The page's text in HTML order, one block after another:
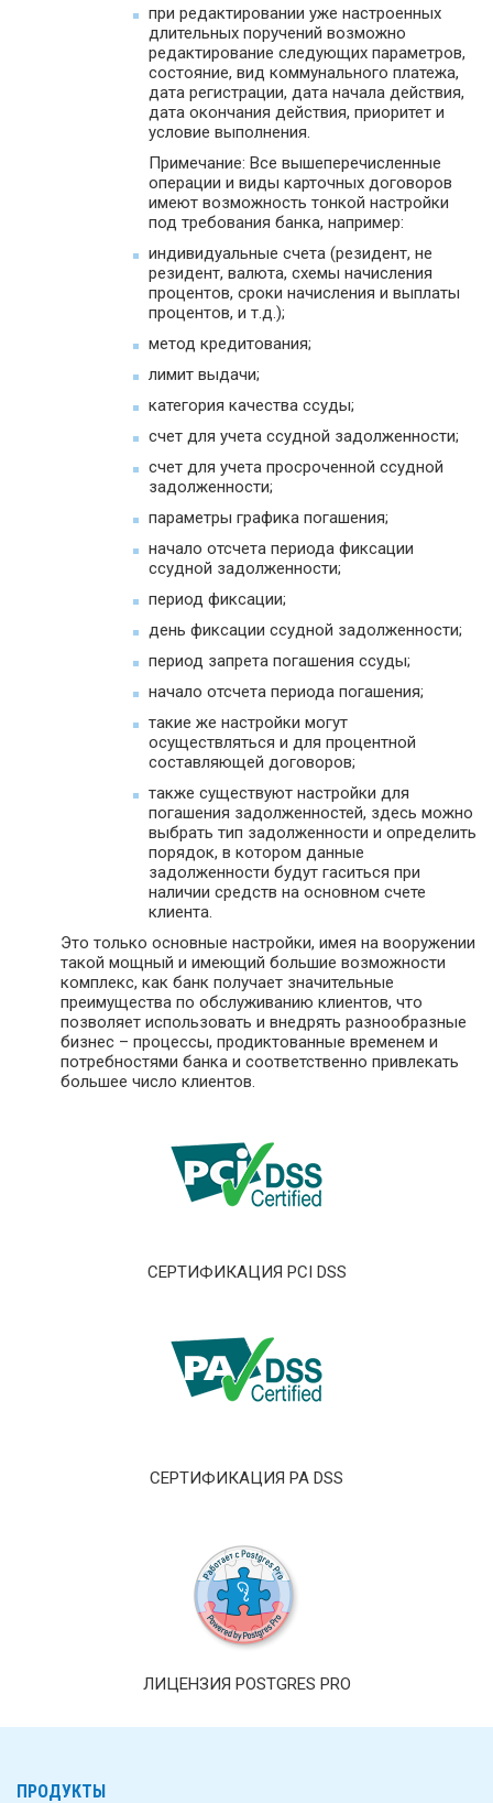
при редактировании уже настроенных
длительных поручений возможно
редактирование следующих параметров,
состояние, вид коммунального платежа,
дата регистрации, дата начала действия,
дата окончания действия, приоритет и
условие выполнения.
Примечание: Все вышеперечисленные
операции и виды карточных договоров
имеют возможность тонкой настройки
под требования банка, например:
индивидуальные счета (резидент, не
резидент, валюта, схемы начисления
процентов, сроки начисления и выплаты
процентов, и т.д.);
метод кредитования;
лимит выдачи;
категория качества ссуды;
счет для учета ссудной задолженности;
счет для учета просроченной ссудной
задолженности;
параметры графика погашения;
начало отсчета периода фиксации
ссудной задолженности;
период фиксации;
день фиксации ссудной задолженности;
период запрета погашения ссуды;
начало отсчета периода погашения;
такие же настройки могут
осуществляться и для процентной
составляющей договоров;
также существуют настройки для
погашения задолженностей, здесь можно
выбрать тип задолженности и определить
порядок, в котором данные
задолженности будут гаситься при
наличии средств на основном счете
клиента.
Это только основные настройки, имея на вооружении
такой мощный и имеющий большие возможности
комплекс, как банк получает значительные
преимущества по обслуживанию клиентов, что
позволяет использовать и внедрять разнообразные
бизнес – процессы, продиктованные временем и
потребностями банка и соответственно привлекать
большее число клиентов.
СЕРТИФИКАЦИЯ PCI DSS
СЕРТИФИКАЦИЯ PA DSS
ЛИЦЕНЗИЯ POSTGRES PRO
ПРОДУКТЫ